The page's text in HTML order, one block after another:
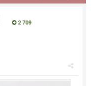
2 709